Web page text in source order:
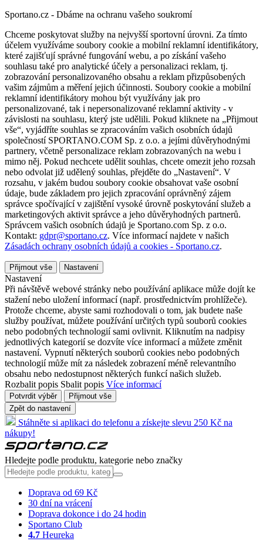
Sportano.cz - Dbáme na ochranu vašeho soukromí
Chceme poskytovat služby na nejvyšší sportovní úrovni. Za tímto
účelem využíváme soubory cookie a mobilní reklamní identifikátory,
které zajišťují správné fungování webu, a po získání vašeho
souhlasu také pro analytické účely a personalizaci reklam, tj.
zobrazování personalizovaného obsahu a reklam přizpůsobených
vašim zájmům a měření jejich účinnosti. Soubory cookie a mobilní
reklamní identifikátory mohou být využívány jak pro
personalizované, tak i nepersonalizované reklamní aktivity - v
závislosti na souhlasu, který jste udělili. Pokud kliknete na „Přijmout
vše“, vyjádříte souhlas se zpracováním vašich osobních údajů
společností SPORTANO.COM Sp. z o.o. a jejími důvěryhodnými
partnery, včetně personalizace reklam zobrazovaných na webu i
mimo něj. Pokud nechcete udělit souhlas, chcete omezit jeho rozsah
nebo odvolat již udělený souhlas, přejděte do „Nastavení“. V
rozsahu, v jakém budou soubory cookie obsahovat vaše osobní
údaje, bude základem pro jejich zpracování oprávněný zájem
správce spočívající v zajištění vysoké úrovně poskytování služeb a
marketingových aktivit správce a jeho důvěryhodných partnerů.
Správcem vašich osobních údajů je Sportano.com Sp. z o.o.
Kontakt: gdpr@sportano.cz. Více informací najdete v našich
Zásadách ochrany osobních údajů a cookies - Sportano.cz.
Přijmout vše Nastavení
Nastavení
Při návštěvě webové stránky nebo používání aplikace může dojít ke
stažení nebo uložení informací (např. prostřednictvím prohlížeče).
Protože chceme, abyste sami rozhodovali o tom, jak budete naše
služby používat, můžete používání určitých typů souborů cookies
nebo podobných technologií sami ovlivnit. Kliknutím na nadpisy
jednotlivých kategorií se dozvíte více informací a můžete změnit
nastavení. Vypnutí některých souborů cookies nebo podobných
technologií může mít za následek zobrazení méně relevantního
obsahu nebo nedostupnost některých funkcí našich služeb.
Rozbalit popis Sbalit popis Více informací
Potvrdit výběr
Přijmout vše
Zpět do nastavení
Stáhněte si aplikaci do telefonu a získejte slevu 250 Kč na
nákupy!
Hledejte podle produktu, kategorie nebo značky
Doprava od 69 Kč
30 dní na vrácení
Doprava dokonce i do 24 hodin
Sportano Club
4.7 Heureka